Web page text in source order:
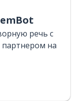
речь с
на